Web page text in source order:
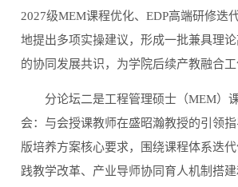
2027级MEM课程优化、EDP高端研修迭
地提出多项实操建议，形成一批兼具理
的协同发展共识，为学院后续产教融合工
分论坛二是工程管理硕士（MEM）
会：与会授课教师在盛昭瀚教授的引领
版培养方案核心要求，围绕课程体系迭
践教学改革、产业导师协同育人机制搭